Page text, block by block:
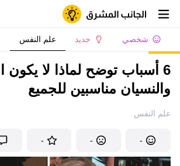
شخصي جديد علم النفس
6 أسباب توضح لماذا لا يكون
والنسيان مناسبين للجميع
علم النفس
-
-
-